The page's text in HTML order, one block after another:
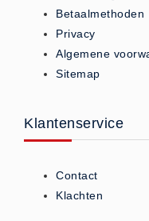
Algemeen (5)
Pictogrammen
Stickers (17)
Pleistermaterialen
HACCP blauw (4)
Betaalmethoden
Privacy
Algemene
Sitemap
Klantenservice
Contact
Klachten